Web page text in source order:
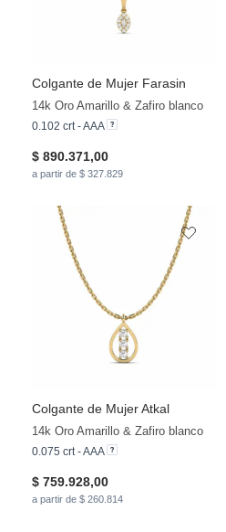
Colgante de Mujer Farasin
14k Oro Amarillo & Zafiro blanco
0.102 crt - AAA
$ 890.371,00
a partir de $ 327.829
Colgante de Mujer Atkal
14k Oro Amarillo & Zafiro blanco
0.075 crt - AAA
$ 759.928,00
a partir de $ 260.814